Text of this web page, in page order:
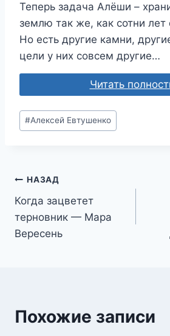
Теперь задача Алёши –
землю так же, как сотни лет
Но есть другие камни,
цели у них совсем другие…
Читать
Метки
записи:
#Алексей Евтушенко
Навигация
по
записям
НАЗАД
Когда зацветет
терновник — Мара
Вересень
Похожие записи